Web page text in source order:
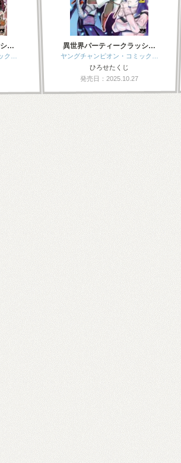
シ…
ク…
異世界パーティークラッシ…
ヤングチャンピオン・コミック…
ひろせたくじ
発売日：2025.10.27